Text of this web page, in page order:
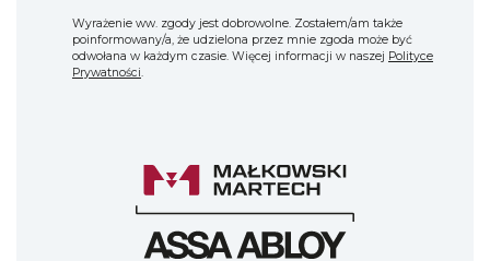
Wyrażenie ww. zgody jest dobrowolne. Zostałem/am także
poinformowany/a, że udzielona przez mnie zgoda może być
odwołana w każdym czasie. Więcej informacji w naszej Polityce
Prywatności.